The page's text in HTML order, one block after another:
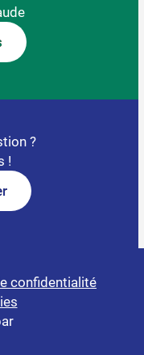
?
!
confidentialité